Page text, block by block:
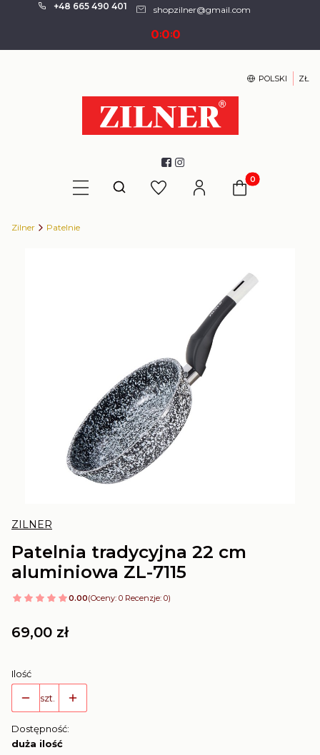
+48 665 490 401 shopzilner@gmail.com
0:0:0
POLSKI ZŁ
Otwórz wyszukiwarkę Produkty w
Zilner Patelnie
ZILNER
Patelnia tradycyjna 22 cm
aluminiowa ZL-7115
0.00(Oceny: 0 Recenzje: 0)
Cena
69,00 zł
Ilość
szt.
Dostępność:
duża ilość